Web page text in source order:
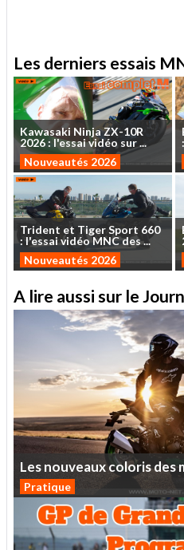
Les derniers essais
Kawasaki NinjaZX-10R
2026: l'essaividéo sur...
Nouveautés 2026
:
Trident et TigerSport 660
: l'essaividéoMNCdes...
Nouveautés 2026
A lire aussi sur le
Lesnouveauxcolorisdes
Pratique